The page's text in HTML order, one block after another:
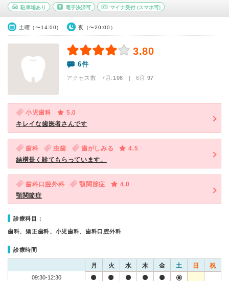
駐車場あり 電子決済可 マイナ受付 (スマホ可)
土曜（〜14:00） 夜（〜20:00）
3.80
6件
アクセス数 7月:106 | 6月:97
小児歯科
5.0
キレイな歯医者さんです
歯科 虫歯 歯がしみる
4.5
結構長く診てもらっています。
歯科口腔外科 顎関節症
4.0
顎関節症
診療科目：
歯科、矯正歯科、小児歯科、歯科口腔外科
診療時間
月 火 水 木 金 土 日 祝
09:30-12:30